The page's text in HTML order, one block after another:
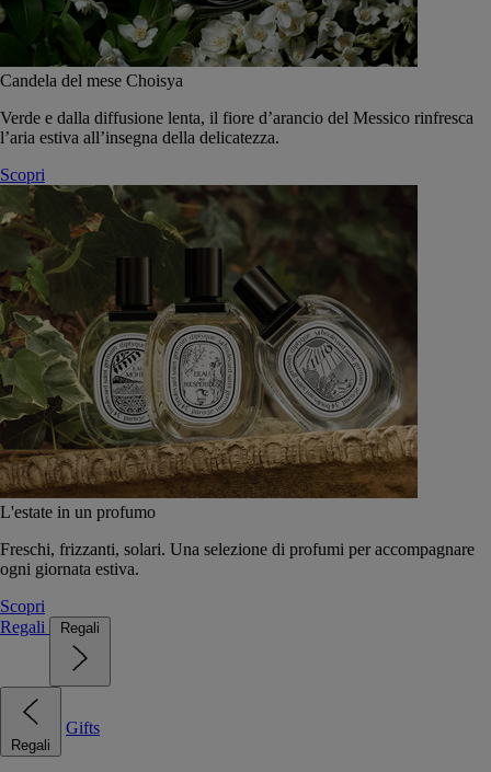
Candela del mese Choisya
Verde e dalla diffusione lenta, il fiore d’arancio del Messico rinfresca
l’aria estiva all’insegna della delicatezza.
Scopri
L'estate in un profumo
Freschi, frizzanti, solari. Una selezione di profumi per accompagnare
ogni giornata estiva.
Scopri
Regali
Regali
Regali
Gifts